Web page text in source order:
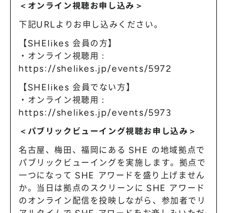
＜オンライン視聴お申し込み＞
下記URLよりお申し込みください。
【SHElikes 会員の方】
・オンライン視聴用：
https://shelikes.jp/events/5972
【SHElikes 会員でない方】
・オンライン視聴用：
https://shelikes.jp/events/5973
＜パブリックビューイング視聴お申し込み＞
名古屋、梅田、福岡にある SHE の地域拠点で
パブリックビューイングを実施します。拠点で
一つになって SHE アワードを盛り上げません
か。当日は拠点のスクリーンに SHE アワード
のオンライン配信を投映しながら、参加者でリ